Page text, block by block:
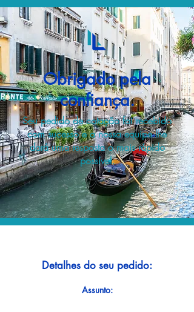
Obrigado pela
confiança.
Seu pedido de cotação foi recebido
com sucesso e a nossa equipe lhe
dará uma resposta o mais rápido
possível.
Detalhes do seu pedido:
Assunto: